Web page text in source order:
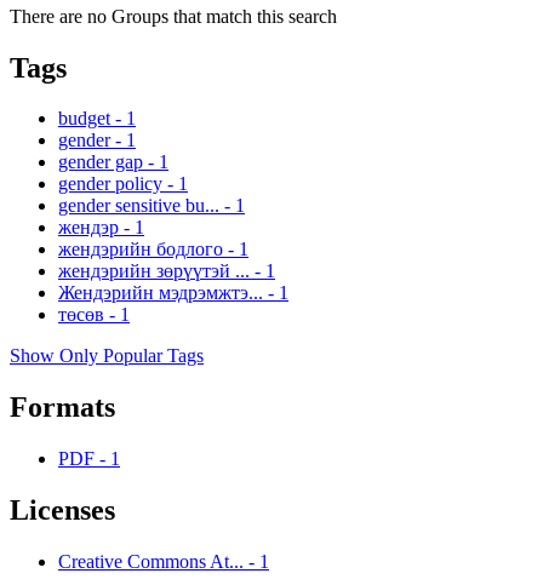
There are no Groups that match this search
Tags
budget - 1
gender - 1
gender gap - 1
gender policy - 1
gender sensitive bu... - 1
жендэр - 1
жендэрийн бодлого - 1
жендэрийн зөрүүтэй ... - 1
Жендэрийн мэдрэмжтэ... - 1
төсөв - 1
Show Only Popular Tags
Formats
PDF - 1
Licenses
Creative Commons At... - 1